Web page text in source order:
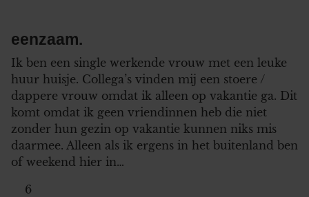
eenzaam.
Ik ben een single werkende vrouw met een leuke
huur huisje. Collega’s vinden mij een stoere /
dappere vrouw omdat ik alleen op vakantie ga. Dit
komt omdat ik geen vriendinnen heb die niet
zonder hun gezin op vakantie kunnen niks mis
daarmee. Alleen als ik ergens in het buitenland ben
of weekend hier in…
6